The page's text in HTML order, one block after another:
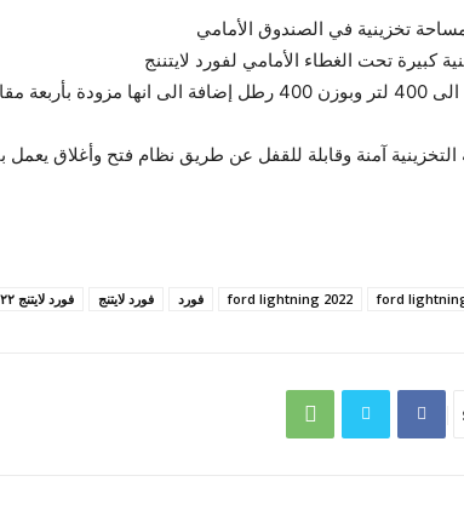
تخزينية في الصندوق الأمامي
كبيرة تحت الغطاء الأمامي لفورد لايتننج
آمنة وقابلة للقفل عن طريق نظام فتح وأغلاق يعمل
ford
ford lightning 2022 فورد فورد لايتنج فورد لايتنج ٢٠٢٢